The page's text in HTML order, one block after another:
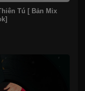
Tú [ Bản Mix